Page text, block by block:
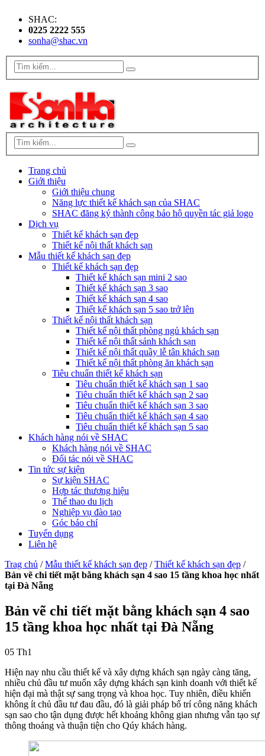
SHAC:
0225 2222 555
sonha@shac.vn
Trang chủ
Giới thiệu
Giới thiệu chung
Năng lực thiết kế khách sạn của SHAC
SHAC đăng ký thành công bảo hộ quyền tác giả logo
Dịch vụ
Thiết kế khách sạn đẹp
Thiết kế nội thất khách sạn
Mẫu thiết kế khách sạn đẹp
Thiết kế khách sạn đẹp
Thiết kế khách sạn mini 2 sao
Thiết kế khách sạn 3 sao
Thiết kế khách sạn 4 sao
Thiết kế khách sạn 5 sao trở lên
Thiết kế nội thất khách sạn
Thiết kế nội thất phòng ngủ khách sạn
Thiết kế nội thất sảnh khách sạn
Thiết kế nội thất quầy lễ tân khách sạn
Thiết kế nội thất phòng ăn khách sạn
Tiêu chuẩn thiết kế khách sạn
Tiêu chuẩn thiết kế khách sạn 1 sao
Tiêu chuẩn thiết kế khách sạn 2 sao
Tiêu chuẩn thiết kế khách sạn 3 sao
Tiêu chuẩn thiết kế khách sạn 4 sao
Tiêu chuẩn thiết kế khách sạn 5 sao
Khách hàng nói về SHAC
Khách hàng nói về SHAC
Đối tác nói về SHAC
Tin tức sự kiện
Sự kiện SHAC
Hợp tác thương hiệu
Thể thao du lịch
Nghiệp vụ đào tạo
Góc báo chí
Tuyển dụng
Liên hệ
Trag chủ /Mẫu thiết kế khách sạn đẹp /Thiết kế khách sạn đẹp /
Bản vẽ chi tiết mặt bằng khách sạn 4 sao 15 tầng khoa học nhất
tại Đà Nẵng
Bản vẽ chi tiết mặt bằng khách sạn 4 sao
15 tầng khoa học nhất tại Đà Nẵng
05 Th1
Hiện nay nhu cầu thiết kế và xây dựng khách sạn ngày càng tăng,
nhiều chủ đầu tư muốn xây dựng khách sạn kinh doanh với thiết kế
hiện đại mà thật sự sang trọng và khoa học. Tuy nhiên, điều khiến
không ít chủ đầu tư đau đầu, đó là giải pháp bố trí công năng khách
sạn sao cho tận dụng được hết khoảng không gian nhưng vẫn tạo sự
thông thoáng và thuận tiện cho Qúy khách hàng.